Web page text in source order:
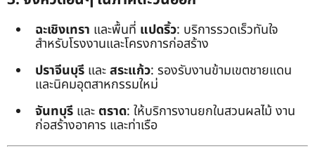
ฉะเชิงเทรา และพื้นที่ แปดริ้ว: บริการรวดเร็วทันใจ
สำหรับโรงงานและโครงการก่อสร้าง
ปราจีนบุรี และสระแก้ว: รองรับงานข้ามเขตชายแดน
และนิคมอุตสาหกรรมใหม่
จันทบุรี และ ตราด: ให้บริการงานยกในสวนผลไม้ งาน
ก่อสร้างอาคาร และท่าเรือ